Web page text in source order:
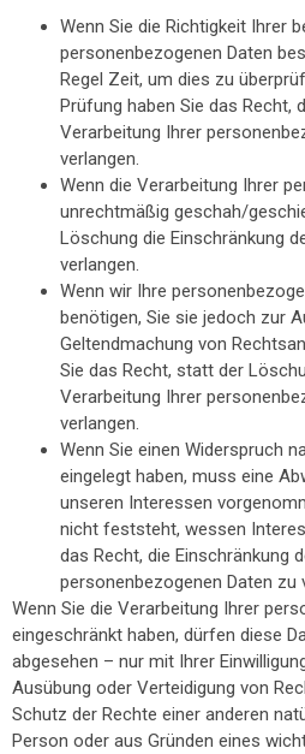
Wenn Sie die Richtigkeit Ihrer
personenbezogenen Daten
Regel Zeit, um dies zu
Prüfung haben Sie das Recht,
Verarbeitung Ihrer
verlangen.
Wenn die Verarbeitung Ihrer
unrechtmäßig geschah/
Löschung die Einschränkung
verlangen.
Wenn wir Ihre
benötigen, Sie sie jedoch zur
Geltendmachung von
Sie das Recht, statt der
Verarbeitung Ihrer
verlangen.
Wenn Sie einen Widerspruch
eingelegt haben, muss eine
unseren Interessen
nicht feststeht, wessen
das Recht, die Einschränkung
personenbezogenen Daten zu
Wenn Sie die Verarbeitung Ihrer
eingeschränkt haben, dürfen diese
abgesehen – nur mit Ihrer
Ausübung oder Verteidigung von
Schutz der Rechte einer anderen
Person oder aus Gründen eines